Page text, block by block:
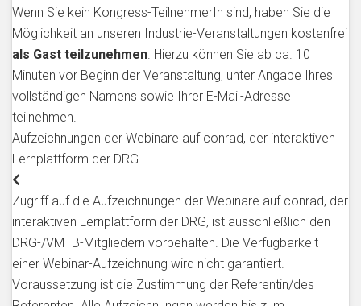
Wenn Sie kein Kongress-TeilnehmerIn sind, haben Sie die
Möglichkeit an unseren Industrie-Veranstaltungen kostenfrei
als Gast teilzunehmen. Hierzu können Sie ab ca. 10
Minuten vor Beginn der Veranstaltung, unter Angabe Ihres
vollständigen Namens sowie Ihrer E-Mail-Adresse
teilnehmen.
Aufzeichnungen der Webinare auf conrad, der interaktiven
Lernplattform der DRG
Zugriff auf die Aufzeichnungen der Webinare auf conrad, der
interaktiven Lernplattform der DRG, ist ausschließlich den
DRG-/VMTB-Mitgliedern vorbehalten. Die Verfügbarkeit
einer Webinar-Aufzeichnung wird nicht garantiert.
Voraussetzung ist die Zustimmung der Referentin/des